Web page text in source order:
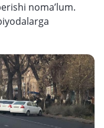
noma’lum.